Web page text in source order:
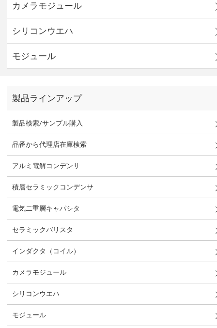
カメラモジュール
シリコンウエハ
モジュール
製品ラインアップ
製品検索/サンプル購入
品番から代理店在庫検索
アルミ電解コンデンサ
積層セラミックコンデンサ
電気二重層キャパシタ
セラミックバリスタ
インダクタ（コイル）
カメラモジュール
シリコンウエハ
モジュール